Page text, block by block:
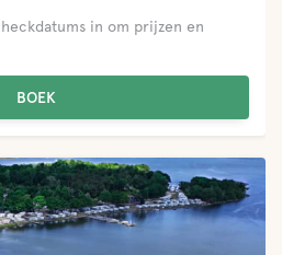
in om prijzen en
BOEK